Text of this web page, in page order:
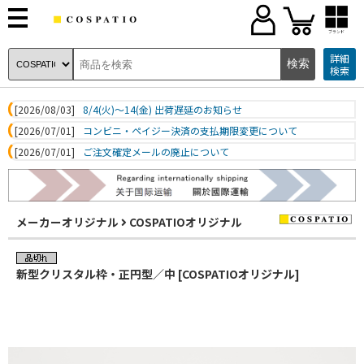
ブランド
詳細
検索
[2026/08/03]
8/4(火)～14(金) 出荷遅延のお知らせ
[2026/07/01]
コンビニ・ペイジー決済の支払期限変更について
[2026/07/01]
ご注文確定メールの廃止について
メーカーオリジナル COSPATIOオリジナル
新型クリスタル枠・正円型／中 [COSPATIOオリジナル]